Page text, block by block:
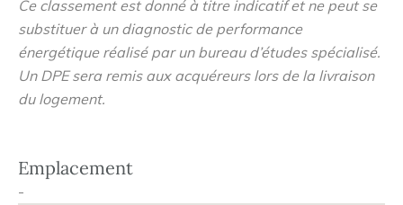
Ce classement est donné à titre indicatif et ne peut se
substituer à un diagnostic de performance
énergétique réalisé par un bureau d’études spécialisé.
Un DPE sera remis aux acquéreurs lors de la livraison
du logement.
Emplacement
-